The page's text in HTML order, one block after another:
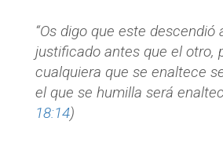
“Os digo que este descendió
justificado antes que el otro,
cualquiera que se enaltece
el que se humilla será
18:14)